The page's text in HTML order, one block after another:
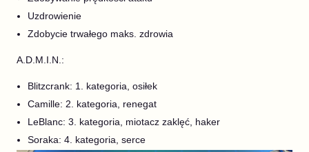
Uzdrowienie
Zdobycie trwałego maks. zdrowia
A.D.M.I.N.:
Blitzcrank: 1. kategoria, osiłek
Camille: 2. kategoria, renegat
LeBlanc: 3. kategoria, miotacz zaklęć, haker
Soraka: 4. kategoria, serce